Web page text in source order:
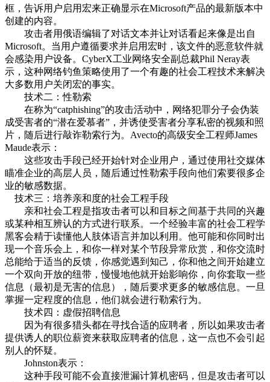
框，告诉用户启用宏来正确显示在Microsoft产品的最新版本中
创建的内容。
攻击者用俄语编辑了对话文本并让对话看起来像是出自
Microsoft。当用户遵循要求并启用宏时，该文件的恶意软件就
会感染用户设备。CyberX工业网络安全副总裁Phil Neray表
示，这种网络钓鱼策略使用了一个有趣的社会工程技术来解决
大多数用户关闭宏的事实。
技术二：性勒索
在称为“catphishing”的攻击活动中，网络犯罪分子会伪装
成受害者的“潜在爱慕者”，并诱使受害者分享私密的视频和照
片，随后进行敲诈勒索行为。Avecto的高级安全工程师James
Maude表示：
这些攻击手段已经开始针对企业用户，通过使用社交媒体
瞄准企业的高层人员，随后通过性勒索手段向他们索要很多企
业的敏感数据。
技术三：培养亲和度的社会工程手段
亲和社会工程是指攻击者可以和目标之间基于共同的兴趣
或某种相互辨认的方式进行联系。一个经验丰富的社会工程学
黑客会精于读懂他人肢体语言并加以利用。他可能和你同时出
现一个音乐会上，和你一样对某个节段异常欣赏，和你交流时
总能给于适当的反馈，你感觉遇到知己，你和他之间开始建立
一个双向开放的纽带，慢慢地他就开始影响你，向你套取一些
信息（最初是无害的信息），随后要求更多的敏感信息。一旦
掌握一定程度的信息，他们就会进行勒索行为。
技术四：虚假招聘信息
因为有很多猎头都在寻找合适的应聘者，所以如果攻击者
提供诱人的职位薪资来获取应聘者的信息，这一点也不会引起
别人的怀疑。
Johnston表示：
这种手段可能不会直接泄漏计算机密码，但是攻击者可以